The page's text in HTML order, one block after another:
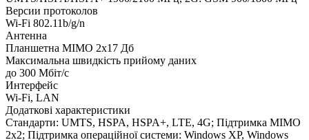
Версии протоколов
Wi-Fi 802.11b/g/n
Антенна
Планшетна MIMO 2х17 Дб
Максимальна швидкість прийому даних
до 300 Мбіт/c
Интерфейс
Wi-Fi, LAN
Додаткові характеристики
Стандарти: UMTS, HSPA, HSPA+, LTE, 4G; Підтримка MIMO
2x2; Підтримка операційної системи: Windows XP, Windows